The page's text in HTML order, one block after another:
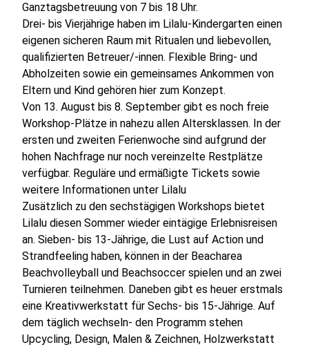
Ganztagsbetreuung von 7 bis 18 Uhr.
Drei- bis Vierjährige haben im Lilalu-Kindergarten einen
eigenen sicheren Raum mit Ritualen und liebevollen,
qualifizierten Betreuer/-innen. Flexible Bring- und
Abholzeiten sowie ein gemeinsames Ankommen von
Eltern und Kind gehören hier zum Konzept.
Von 13. August bis 8. September gibt es noch freie
Workshop-Plätze in nahezu allen Altersklassen. In der
ersten und zweiten Ferienwoche sind aufgrund der
hohen Nachfrage nur noch vereinzelte Restplätze
verfügbar. Reguläre und ermäßigte Tickets sowie
weitere Informationen unter Lilalu
Zusätzlich zu den sechstägigen Workshops bietet
Lilalu diesen Sommer wieder eintägige Erlebnisreisen
an. Sieben- bis 13-Jährige, die Lust auf Action und
Strandfeeling haben, können in der Beacharea
Beachvolleyball und Beachsoccer spielen und an zwei
Turnieren teilnehmen. Daneben gibt es heuer erstmals
eine Kreativwerkstatt für Sechs- bis 15-Jährige. Auf
dem täglich wechseln- den Programm stehen
Upcycling, Design, Malen & Zeichnen, Holzwerkstatt